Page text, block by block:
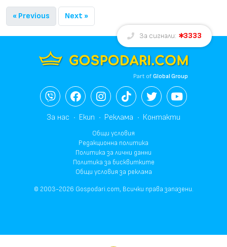
« Previous Next »
За сигнали: 3333
Part ofGlobal Group
За нас Екип Реклама Контакти
Общи условия
Редакционна политика
Политика за лични данни
Политика за бисквитките
Общи условия за реклама
© 2003-2026 Gospodari.com, Всички права запазени.